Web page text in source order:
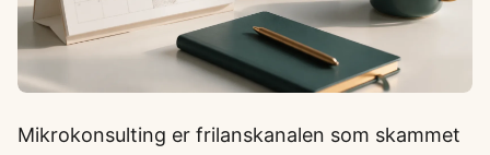
Mikrokonsulting er frilanskanalen som skammet